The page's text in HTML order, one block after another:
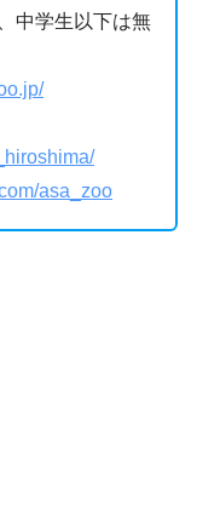
中学生以下は無
asa_zoo